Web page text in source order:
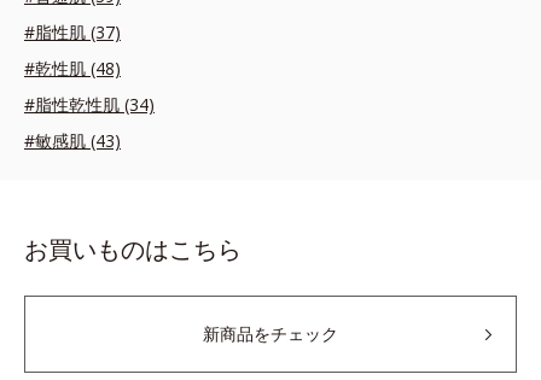
#脂性肌 (37)
#乾性肌 (48)
#脂性乾性肌 (34)
#敏感肌 (43)
お買いものはこちら
新商品をチェック